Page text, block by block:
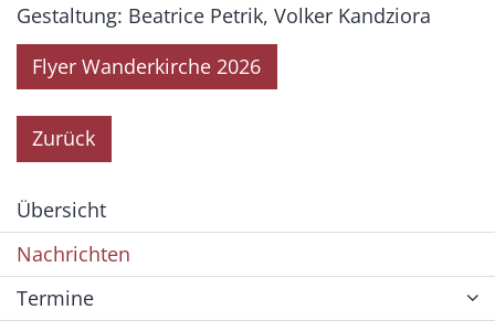
Gestaltung: Beatrice Petrik, Volker Kandziora
Flyer Wanderkirche 2026
Zurück
Übersicht
Nachrichten
Termine